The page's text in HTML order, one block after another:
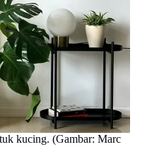
kucing. (Gambar: Marc